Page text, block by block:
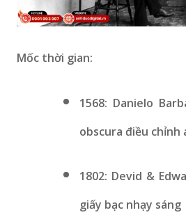
Mốc thời gian:
1568: Danielo
obscura điều chỉnh
1802: Devid &
giấy bạc nhạy sáng